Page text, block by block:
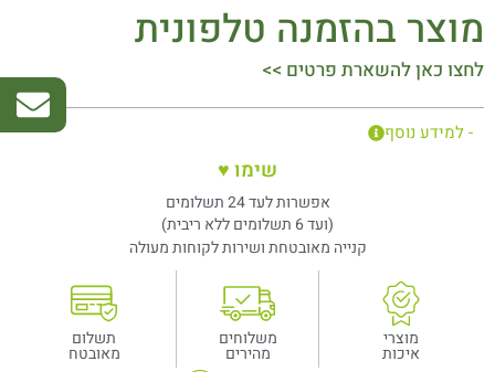
מוצר בהזמנה טלפונית
לחצו כאן להשארת פרטים >>
- למידע נוסף
שימו ♥
אפשרות לעד 24 תשלומים
(ועד 6 תשלומים ללא ריבית)
קנייה מאובטחת ושירות לקוחות מעולה
מוצרי
איכות
משלוחים
מהירים
תשלום
מאובטח